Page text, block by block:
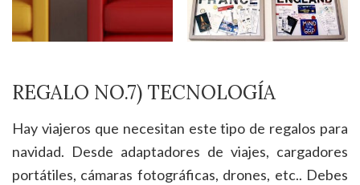
REGALO NO.7) TECNOLOGÍA
Hay viajeros que necesitan este tipo de regalos para
navidad. Desde adaptadores de viajes, cargadores
portátiles, cámaras fotográficas, drones, etc.. Debes